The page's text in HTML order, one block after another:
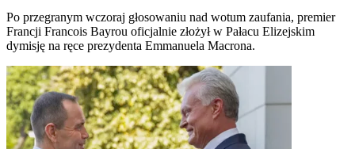
Po przegranym wczoraj głosowaniu nad wotum zaufania, premier
Francji Francois Bayrou oficjalnie złożył w Pałacu Elizejskim
dymisję na ręce prezydenta Emmanuela Macrona.